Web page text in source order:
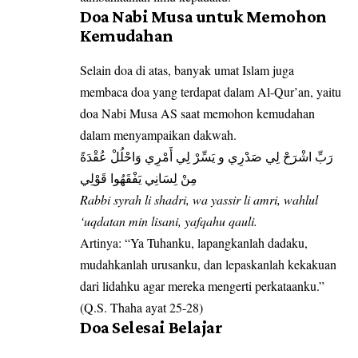
Doa Nabi Musa untuk Memohon
Kemudahan
Selain doa di atas, banyak umat Islam juga
membaca doa yang terdapat dalam Al-Qur’an, yaitu
doa Nabi Musa AS saat memohon kemudahan
dalam menyampaikan dakwah.
رَبِّ اشْرَحْ لِي صَدْرِي و يَسِّرْ لِي أَمْرِي وَاحْلُلْ عُقْدَةً
مِنْ لِسَانِي يَفْقَهُوا قَوْلِي
Rabbi syrah li shadri, wa yassir li amri, wahlul
‘uqdatan min lisani, yafqahu qauli.
Artinya: “Ya Tuhanku, lapangkanlah dadaku,
mudahkanlah urusanku, dan lepaskanlah kekakuan
dari lidahku agar mereka mengerti perkataanku.”
(Q.S. Thaha ayat 25-28)
Doa Selesai Belajar